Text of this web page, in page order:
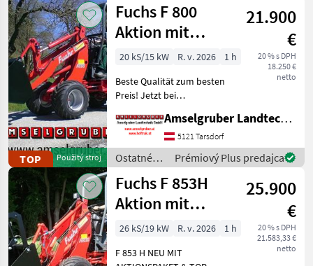
Kategória 4 Krajina Filtre
AKTUÁLNA
CESTA
poľnohospodárska
technika
Ostatne
Polnohospodarske
Silove Stroje
Majerske
Nakladace
Fuchs
VYBRAŤ
KATEGÓRIU
Fuchs
Resetovať
Zobraziť
výsledkov
TOP Použitý stroj
Fuchs F 800
Aktion mit
Österreichpaket
21.900
€
20 % s DPH
18.250 €
netto
20 kS/15 kW R. v. 2026
1 h
Beste Qualität zum besten
Preis! Jetzt bei
Hofladeraktion! Zb: F 800 A
: Top 3 Zyl. Yanmar
Dieselmotor, sehr
Kaltstartfreudig selbst bei
tiefsten
Amselgruber Landtechnik GmbH
5121 Tarsdorf
Ostatné
poľnohospodárske
silové
stroje /
Fuchs
Prémiový Plus predajca
Fuchs F 853H
Aktion mit
Österreichpake
25.900
€
20 % s DPH
21.583,33 €
netto
26 kS/19 kW R. v. 2026
1 h
F 853 H NEU MIT